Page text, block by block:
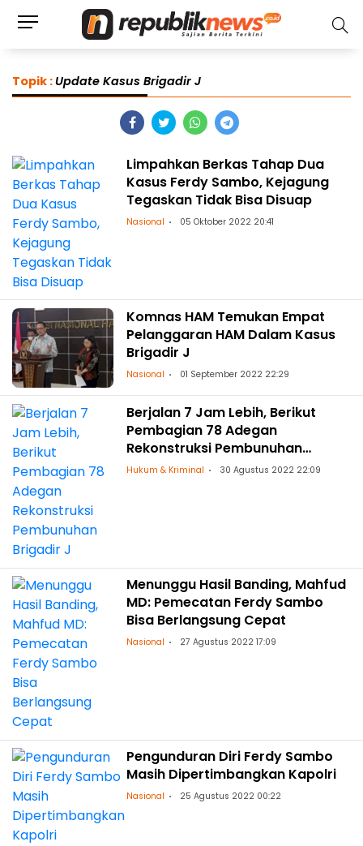
Topik :Update Kasus Brigadir J
Limpahkan Berkas Tahap Dua
Kasus Ferdy Sambo, Kejagung
Tegaskan Tidak Bisa Disuap
Nasional 05 Oktober 2022 20:41
Komnas HAM Temukan Empat
Pelanggaran HAM Dalam Kasus
Brigadir J
Nasional 01 September 2022 22:29
Berjalan 7 Jam Lebih, Berikut
Pembagian 78 Adegan
Rekonstruksi Pembunuhan
Brigadir J
Hukum & Kriminal 30 Agustus 2022 22:09
Menunggu Hasil Banding, Mahfud
MD: Pemecatan Ferdy Sambo
Bisa Berlangsung Cepat
Nasional 27 Agustus 2022 17:09
Pengunduran Diri Ferdy Sambo
Masih Dipertimbangkan Kapolri
Nasional 25 Agustus 2022 00:22